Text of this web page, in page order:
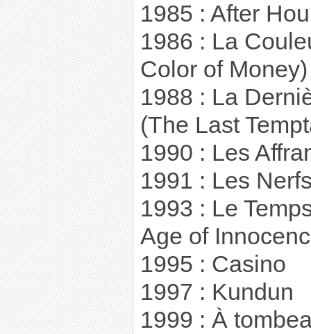
1985 : After
1986 : La
Color of Money)
1988 : La
(The Last
1990 : Les
1991 : Les
1993 : Le
Age of
1995 : Casino
1997 : Kundun
1999 : À